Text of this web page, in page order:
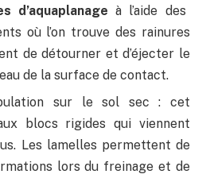
d’aquaplanage à l’aide des
où l’on trouve des rainures
de détourner et d’éjecter le
de la surface de contact.
sur le sol sec : cet
blocs rigides qui viennent
Les lamelles permettent de
lors du freinage et de